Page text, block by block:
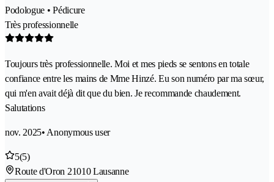
Podologue • Pédicure
Très professionnelle
Toujours très professionnelle. Moi et mes pieds se sentons en totale
confiance entre les mains de Mme Hinzé. Eu son numéro par ma sœur,
qui m'en avait déjà dit que du bien. Je recommande chaudement.
Salutations
nov. 2025• Anonymous user
5(5)
Route d'Oron 21010 Lausanne